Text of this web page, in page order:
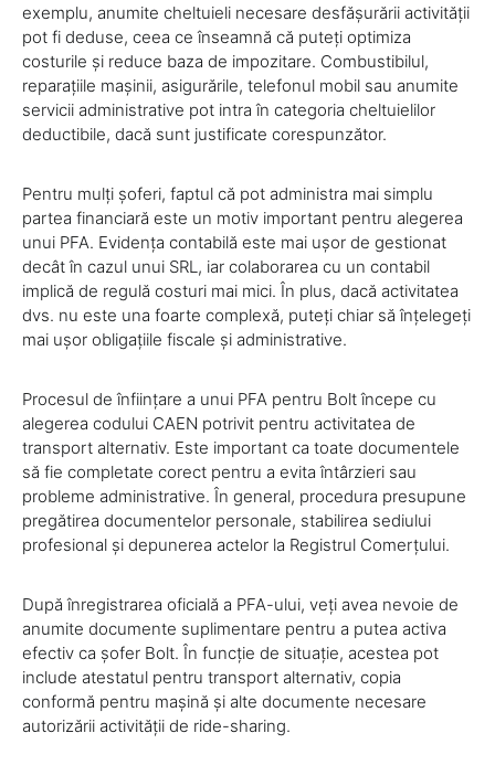
exemplu, anumite cheltuieli necesare desfășurării activității
pot fi deduse, ceea ce înseamnă că puteți optimiza
costurile și reduce baza de impozitare. Combustibilul,
reparațiile mașinii, asigurările, telefonul mobil sau anumite
servicii administrative pot intra în categoria cheltuielilor
deductibile, dacă sunt justificate corespunzător.
Pentru mulți șoferi, faptul că pot administra mai simplu
partea financiară este un motiv important pentru alegerea
unui PFA. Evidența contabilă este mai ușor de gestionat
decât în cazul unui SRL, iar colaborarea cu un contabil
implică de regulă costuri mai mici. În plus, dacă activitatea
dvs. nu este una foarte complexă, puteți chiar să înțelegeți
mai ușor obligațiile fiscale și administrative.
Procesul de înființare a unui PFA pentru Bolt începe cu
alegerea codului CAEN potrivit pentru activitatea de
transport alternativ. Este important ca toate documentele
să fie completate corect pentru a evita întârzieri sau
probleme administrative. În general, procedura presupune
pregătirea documentelor personale, stabilirea sediului
profesional și depunerea actelor la Registrul Comerțului.
După înregistrarea oficială a PFA-ului, veți avea nevoie de
anumite documente suplimentare pentru a putea activa
efectiv ca șofer Bolt. În funcție de situație, acestea pot
include atestatul pentru transport alternativ, copia
conformă pentru mașină și alte documente necesare
autorizării activității de ride-sharing.